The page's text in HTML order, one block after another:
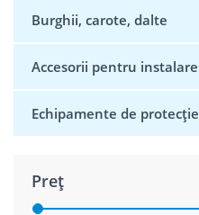
Burghii, carote, dalte
Accesorii pentru instalare
Echipamente de protecție
Preț